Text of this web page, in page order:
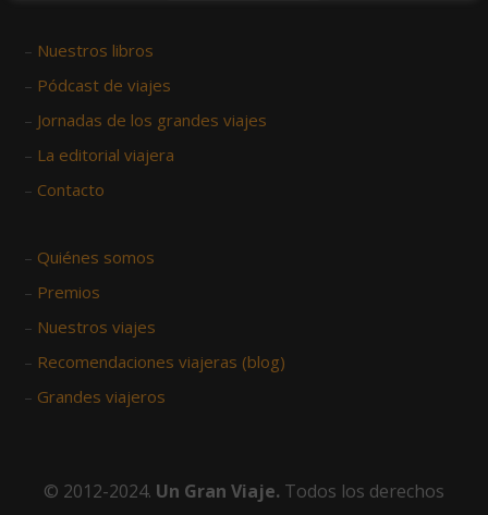
– Nuestros libros
– Pódcast de viajes
– Jornadas de los grandes viajes
– La editorial viajera
– Contacto
– Quiénes somos
– Premios
– Nuestros viajes
– Recomendaciones viajeras (blog)
– Grandes viajeros
© 2012-2024. Un Gran Viaje. Todos los derechos